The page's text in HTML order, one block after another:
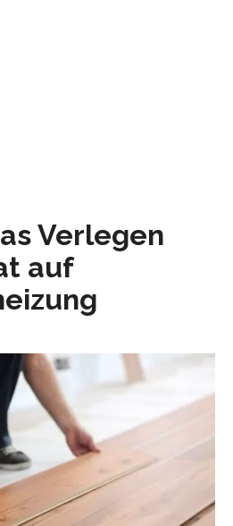
Verlegen
auf